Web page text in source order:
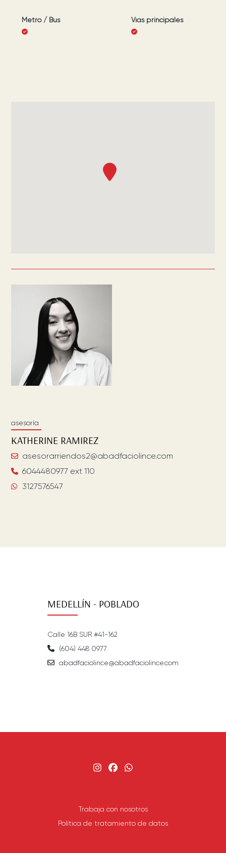
Metro / Bus Vías principales
asesoría
KATHERINE RAMIREZ
asesorarriendos2@abadfaciolince.com
6044480977 ext 110
3127576547
MEDELLÍN - POBLADO
Calle 16B SUR #41-162
(604) 448 0977
abadfaciolince@abadfaciolince.com
Trabaja con nosotros
Política de tratamiento de datos